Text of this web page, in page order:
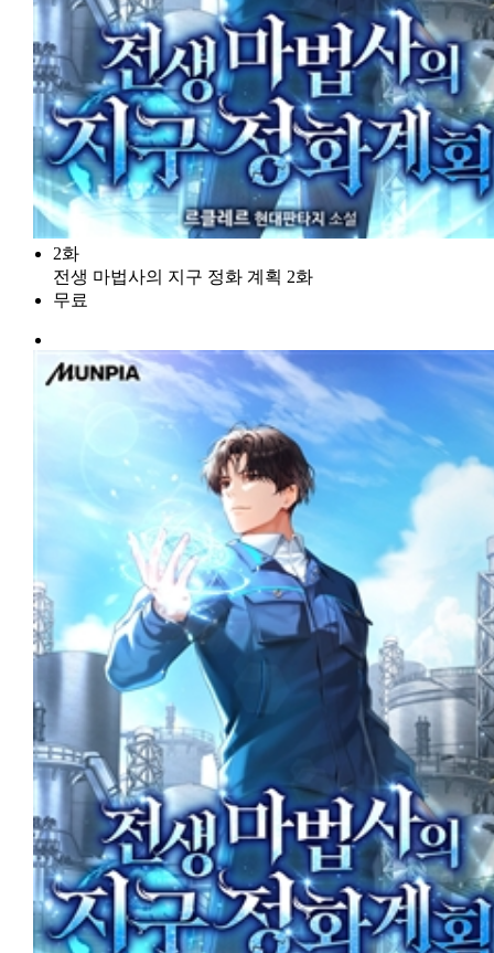
2화
전생 마법사의 지구 정화 계획 2화
무료